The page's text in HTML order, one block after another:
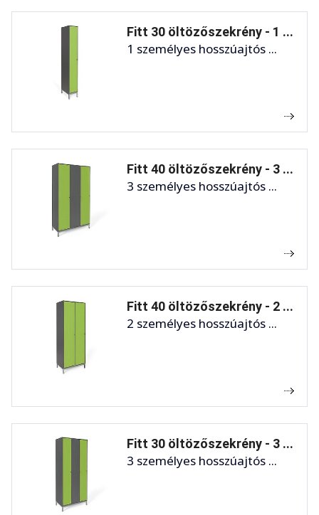
Fitt 30 öltözőszekrény - 1 ...
1 személyes hosszúajtós ...
Fitt 40 öltözőszekrény - 3 ...
3 személyes hosszúajtós ...
Fitt 40 öltözőszekrény - 2 ...
2 személyes hosszúajtós ...
Fitt 30 öltözőszekrény - 3 ...
3 személyes hosszúajtós ...